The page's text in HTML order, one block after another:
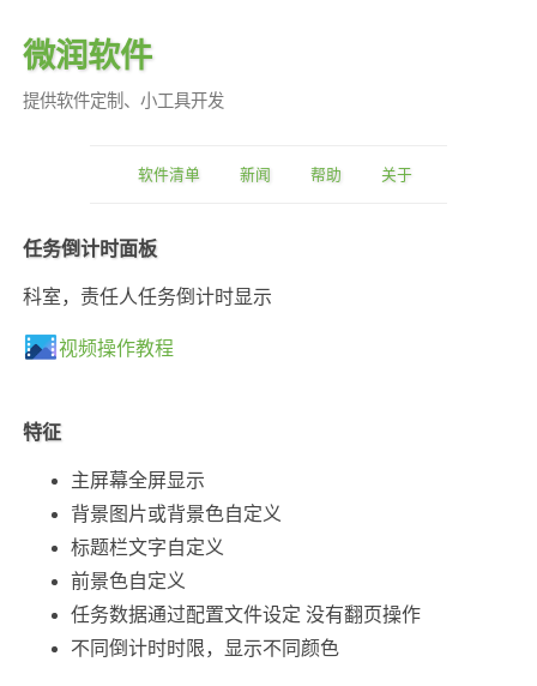
微润软件
提供软件定制、小工具开发
软件清单 新闻 帮助 关于
任务倒计时面板
科室，责任人任务倒计时显示
视频操作教程
特征
主屏幕全屏显示
背景图片或背景色自定义
标题栏文字自定义
前景色自定义
任务数据通过配置文件设定 没有翻页操作
不同倒计时时限，显示不同颜色